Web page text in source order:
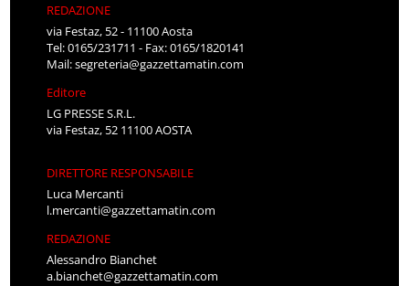
REDAZIONE
via Festaz, 52 - 11100 Aosta
Tel: 0165/231711 - Fax: 0165/1820141
Mail:segreteria@gazzettamatin.com
Editore
LG PRESSE S.R.L.
via Festaz, 52 11100 AOSTA
DIRETTORE RESPONSABILE
Luca Mercanti
l.mercanti@gazzettamatin.com
REDAZIONE
Alessandro Bianchet
a.bianchet@gazzettamatin.com